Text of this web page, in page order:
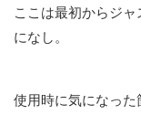
ここは最初からジ
になし。
使用時に気になった